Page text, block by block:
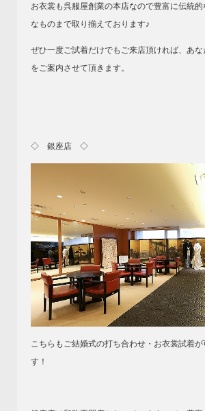
お衣裳も呉服屋創業の本店なので豊富に伝統
なものまで取り揃えております♪
ぜひ一度ご試着だけでもご来店頂ければ、あ
をご案内させて頂きます。
◇ 銀座店 ◇
こちらもご結婚式の打ち合わせ・お衣裳試着が
す！